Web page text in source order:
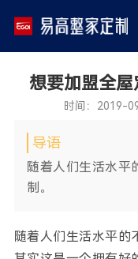
想要加盟全屋
时间：2019-
导语
随着人们生活水平
制。
随着人们生活水平的